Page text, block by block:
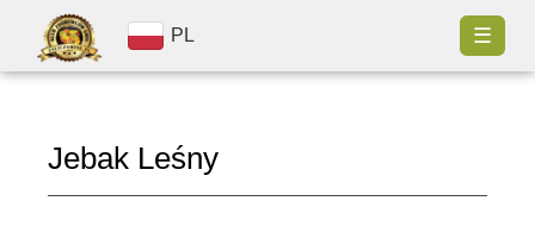
PL ☰
Jebak Leśny